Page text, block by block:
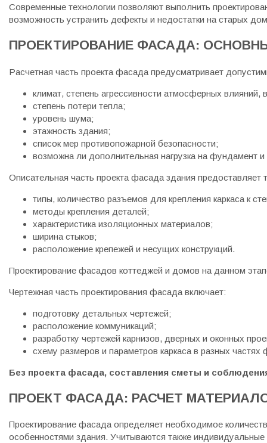
Современные технологии позволяют выполнить
возможность устранить дефекты и недостатки на старых
ПРОЕКТИРОВАНИЕ ФАСАДА:
Расчетная часть проекта фасада предусматривает
климат, степень агрессивности атмосферных влияний,
степень потери тепла;
уровень шума;
этажность здания;
список мер противопожарной безопасности;
возможна ли дополнительная нагрузка на фундамент и
Описательная часть проекта фасада здания
типы, количество разъемов для крепления каркаса к
методы крепления деталей;
характеристика изоляционных материалов;
ширина стыков;
расположение крепежей и несущих конструкций.
Проектирование фасадов коттеджей и домов на данном
Чертежная часть проектирования фасада включает:
подготовку детальных чертежей;
расположение коммуникаций;
разработку чертежей карнизов, дверных и оконных
схему размеров и параметров каркаса в разных частях
Без проекта фасада, составления сметы и
ПРОЕКТ ФАСАДА: РАСЧЕТ
Проектирование фасада определяет необходимое
особенностями здания. Учитываются также индивидуальные